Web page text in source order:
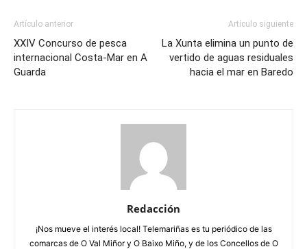
Artículo anterior
XXIV Concurso de pesca
internacional Costa-Mar en A
Guarda
Artículo siguiente
La Xunta elimina un punto de
vertido de aguas residuales
hacia el mar en Baredo
Redacción
¡Nos mueve el interés local! Telemariñas es tu periódico de las
comarcas de O Val Miñor y O Baixo Miño, y de los Concellos de O